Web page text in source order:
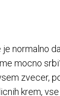
je normalno
mocno
zvecer,
krem,